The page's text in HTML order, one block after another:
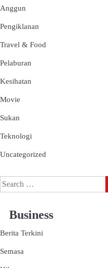
Anggun
Pengiklanan
Travel & Food
Pelaburan
Kesihatan
Movie
Sukan
Teknologi
Uncategorized
Business
Berita Terkini
Semasa